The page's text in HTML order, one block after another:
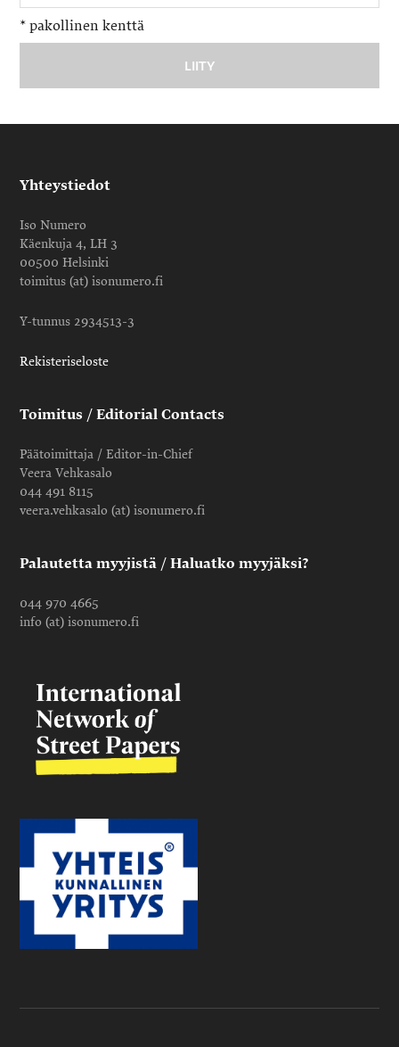
* pakollinen kenttä
Yhteystiedot
Iso Numero
Käenkuja 4, LH 3
00500 Helsinki
toimitus (at) isonumero.fi
Y-tunnus 2934513-3
Rekisteriseloste
Toimitus / Editorial Contacts
Päätoimittaja / Editor-in-Chief
Veera Vehkasalo
044 491 8115
veera.vehkasalo (at) isonumero.fi
Palautetta myyjistä / Haluatko myyjäksi?
044 970 4665
info (at) isonumero.fi